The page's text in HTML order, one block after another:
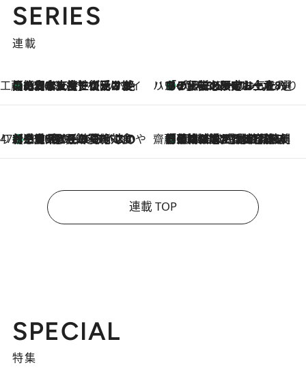
SERIES
連載
工藤まやのおもてなしハワイ
2026.8.6
【ハワイ土産】ローカルの絶大な支持で復活！ 絶品の幻クッキー《元ファンの日本人女性が受け継いだ名店》 ハワイ賢者 リサのお気に入りリスト2026.8.6
あの伝説の限定トートも！ リニューアルした「ディーン＆デルーカ ハワイ」で必須のお土産8選
47都道府県の手みやげ ひんやりスイーツで夏を満喫
2026.8.6
【三重県】この夏絶対食べたい 冷やしておいしいおやつ3選 お餅×アイスの新感覚スイーツ 齋藤 薫 美容脳ルネサンス
2026.8.6
「荷物が増えるほど旅ストレスは増す」美容ジャーナリストがたどり着いた最終結論。“化粧品を劇的に減らす”感動の凝縮美容とは
連載 TOP
SPECIAL
特集